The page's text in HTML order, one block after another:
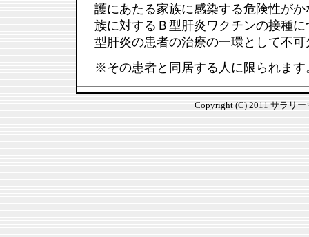
護にあたる家族に感染する危険性が
族に対するＢ型肝炎ワクチンの接種
型肝炎の患者の治療の一環として不
※その患者と同居する人に限られます
Copyright (C) 2011 サラリ